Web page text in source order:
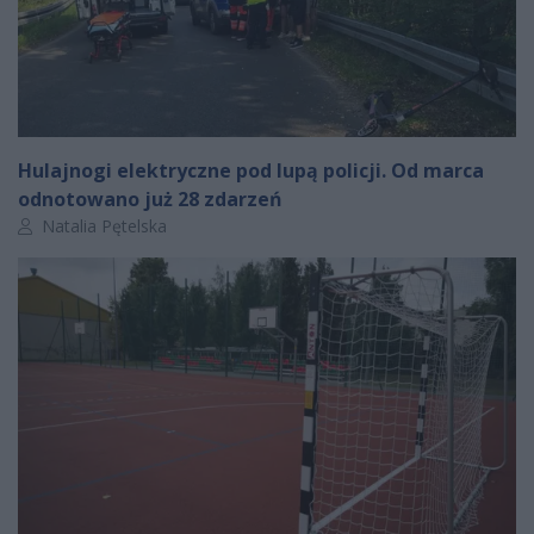
Hulajnogi elektryczne pod lupą policji. Od marca
odnotowano już 28 zdarzeń
Autor artykułu:
Natalia Pętelska